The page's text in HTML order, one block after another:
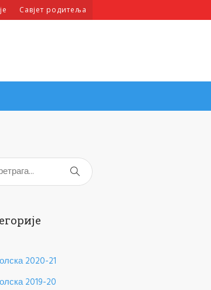
Савјет родитеља
2020-21
2019-20